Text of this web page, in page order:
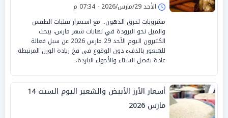
الأحد 29/مارس/2026 - 07:34 م
مشروبات لحرق الدهون.. مع استمرار تقلبات الطقس
والميل نحو البرودة في نهايات شهر مارس، يبحث
الكثيرون اليوم الأحد 29 مارس 2026 عن سبل فعالة
للشعور بالدفء دون الوقوع في فخ زيادة الوزن المرتبطة
عادة بفصل الشتاء والأجواء الباردة.
أسعار الأرز الأبيض والشعير اليوم السبت 14
مارس 2026